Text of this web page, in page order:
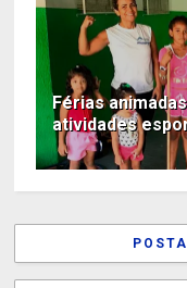
Férias
atividades